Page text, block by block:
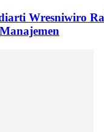
Wresniwiro